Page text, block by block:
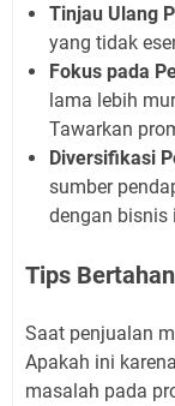
Tinjau Ulang
yang tidak
Fokus pada
lama lebih
Tawarkan
Diversifikasi
sumber
dengan bisnis
Tips
Saat penjualan
Apakah ini
masalah pada